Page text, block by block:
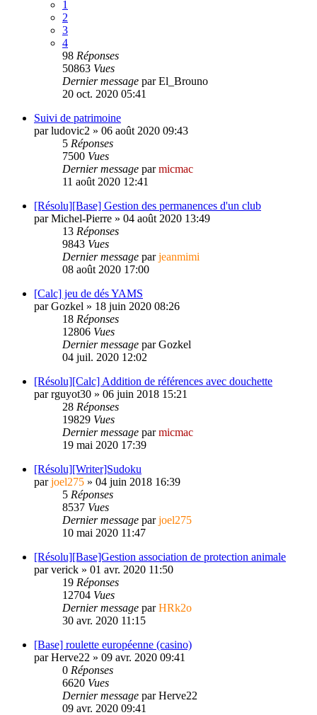
1
2
3
4
98 Réponses
50863 Vues
Dernier message parEl_Brouno
20 oct. 2020 05:41
Suivi de patrimoine
parludovic2 » 06 août 2020 09:43
5 Réponses
7500 Vues
Dernier message parmicmac
11 août 2020 12:41
[Résolu][Base] Gestion des permanences d'un club
parMichel-Pierre » 04 août 2020 13:49
13 Réponses
9843 Vues
Dernier message parjeanmimi
08 août 2020 17:00
[Calc] jeu de dés YAMS
parGozkel » 18 juin 2020 08:26
18 Réponses
12806 Vues
Dernier message parGozkel
04 juil. 2020 12:02
[Résolu][Calc] Addition de références avec douchette
parrguyot30 » 06 juin 2018 15:21
28 Réponses
19829 Vues
Dernier message parmicmac
19 mai 2020 17:39
[Résolu][Writer]Sudoku
parjoel275 » 04 juin 2018 16:39
5 Réponses
8537 Vues
Dernier message parjoel275
10 mai 2020 11:47
[Résolu][Base]Gestion association de protection animale
parverick » 01 avr. 2020 11:50
19 Réponses
12704 Vues
Dernier message parHRk2o
30 avr. 2020 11:15
[Base] roulette européenne (casino)
parHerve22 » 09 avr. 2020 09:41
0 Réponses
6620 Vues
Dernier message parHerve22
09 avr. 2020 09:41